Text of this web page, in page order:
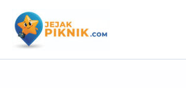
konten